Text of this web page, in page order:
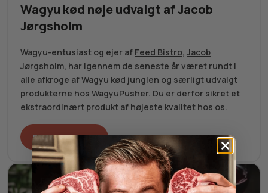
Wagyu kød nøje udvalgt af Jacob
Jørgsholm
Wagyu-entusiast og ejer af Feed Bistro, Jacob
Jørgsholm, har igennem de seneste år været rundt i
alle afkroge af Wagyu kød junglen og særligt udvalgt
produkterne hos WagyuPusher. Du er derfor sikret et
ekstraordinært produkt af højeste kvalitet hos os.
Se vores udvalg